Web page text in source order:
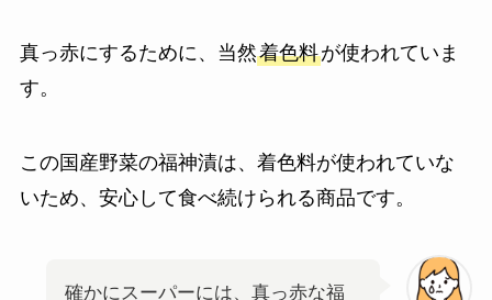
真っ赤にするために、当然着色料が使われていま
す。
この国産野菜の福神漬は、着色料が使われていな
いため、安心して食べ続けられる商品です。
確かにスーパーには、真っ赤な福